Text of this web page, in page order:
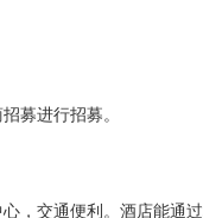
招募进行招募。
，交通便利。酒店能